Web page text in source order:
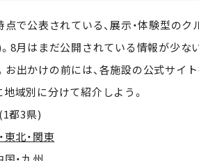
で公表されている、展示・体験型の
8月はまだ公開されている情報が少な
お出かけの前には、各施設の公式サイ
地域別に分けて紹介しよう。
都3県)
東北・関東